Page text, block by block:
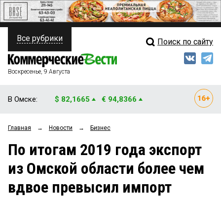
ПОЛИТИКА
ФИНАНСЫ
ОБЩЕСТВО
ЗАКОН
Свежий выпуск
Рейтинги
Блоги
Архив
Все рубрики Поиск по сайту
Воскресенье, 9 Августа
В Омске: $ 82,1665 € 94,8366
Главная → Новости → Бизнес
По итогам 2019 года экспорт
из Омской области более чем
вдвое превысил импорт